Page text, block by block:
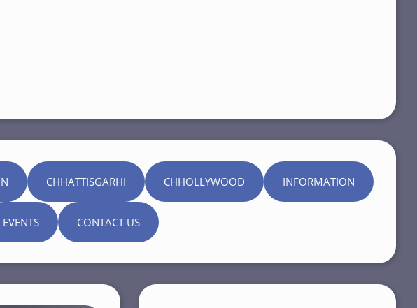
CHHATTISGARHI CHHOLLYWOOD INFORMATION
EVENTS CONTACT US